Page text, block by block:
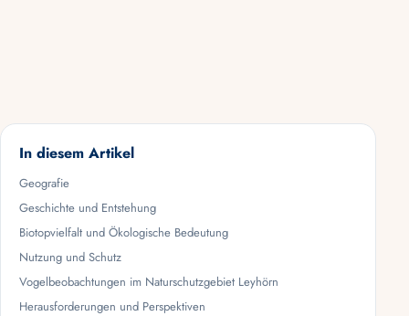
In diesem Artikel
Geografie
Geschichte und Entstehung
Biotopvielfalt und Ökologische Bedeutung
Nutzung und Schutz
Vogelbeobachtungen im Naturschutzgebiet Leyhörn
Herausforderungen und Perspektiven